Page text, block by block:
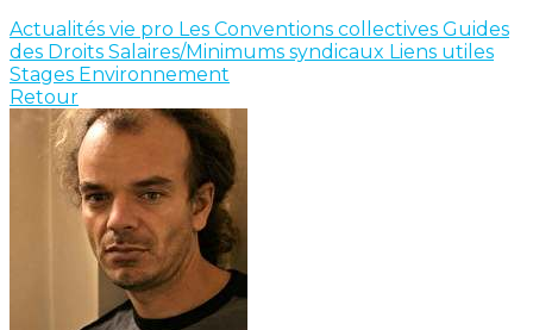
Actualités vie pro Les Conventions collectives Guides
des Droits Salaires/Minimums syndicaux Liens utiles
Stages Environnement
Retour